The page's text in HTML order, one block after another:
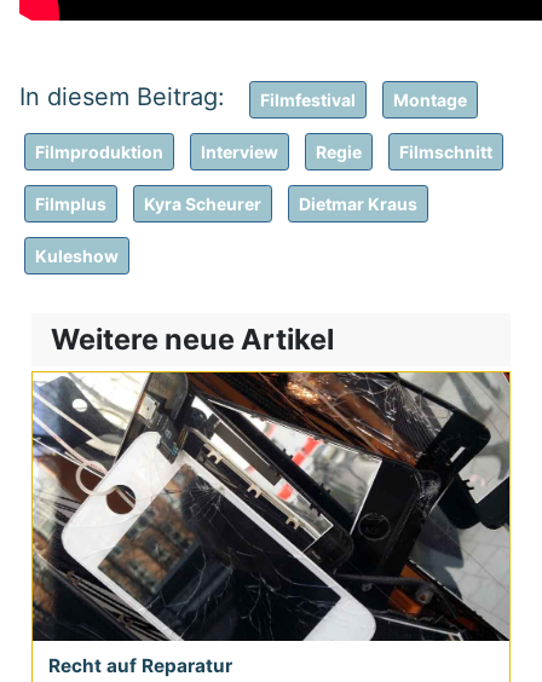
Filmfestival Montage
Filmproduktion Interview Regie Filmschnitt
Filmplus Kyra Scheurer Dietmar Kraus
Kuleshow
Weitere neue Artikel
Recht auf Reparatur